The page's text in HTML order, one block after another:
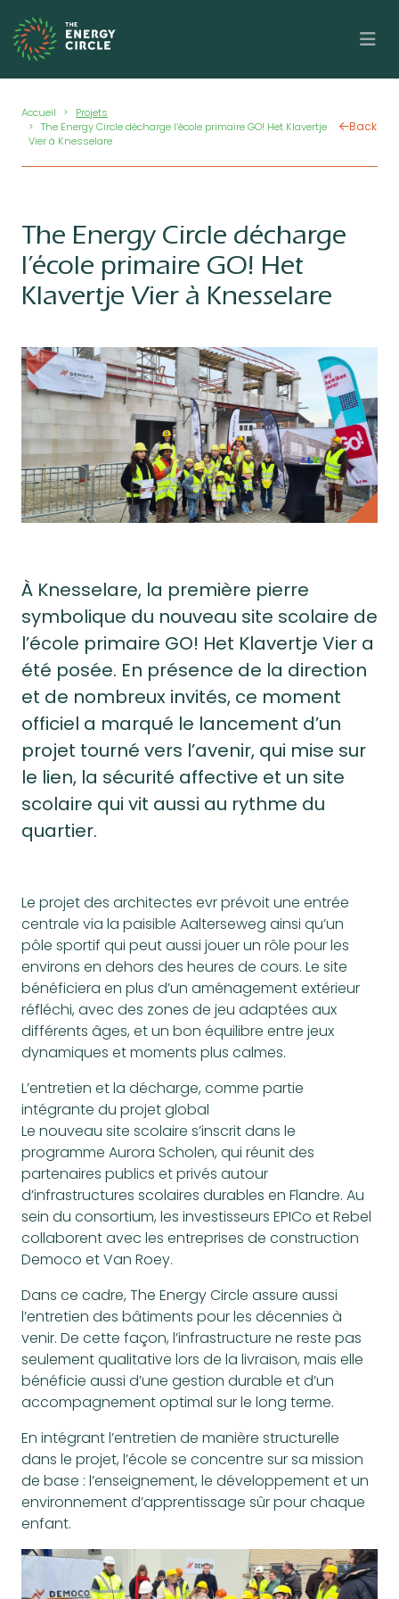
Breadcrumb
Accueil
Projets
The Energy Circle décharge l’école primaire GO! Het Klavertje
Vier à Knesselare
Back
The Energy Circle décharge
l’école primaire GO! Het
Klavertje Vier à Knesselare
À Knesselare, la première pierre
symbolique du nouveau site scolaire de
l’école primaire GO! Het Klavertje Vier a
été posée. En présence de la direction
et de nombreux invités, ce moment
officiel a marqué le lancement d’un
projet tourné vers l’avenir, qui mise sur
le lien, la sécurité affective et un site
scolaire qui vit aussi au rythme du
quartier.
Le projet des architectes evr prévoit une entrée
centrale via la paisible Aalterseweg ainsi qu’un
pôle sportif qui peut aussi jouer un rôle pour les
environs en dehors des heures de cours. Le site
bénéficiera en plus d’un aménagement extérieur
réfléchi, avec des zones de jeu adaptées aux
différents âges, et un bon équilibre entre jeux
dynamiques et moments plus calmes.
L’entretien et la décharge, comme partie
intégrante du projet global
Le nouveau site scolaire s’inscrit dans le
programme Aurora Scholen, qui réunit des
partenaires publics et privés autour
d’infrastructures scolaires durables en Flandre. Au
sein du consortium, les investisseurs EPICo et Rebel
collaborent avec les entreprises de construction
Democo et Van Roey.
Dans ce cadre, The Energy Circle assure aussi
l’entretien des bâtiments pour les décennies à
venir. De cette façon, l’infrastructure ne reste pas
seulement qualitative lors de la livraison, mais elle
bénéficie aussi d’une gestion durable et d’un
accompagnement optimal sur le long terme.
En intégrant l’entretien de manière structurelle
dans le projet, l’école se concentre sur sa mission
de base : l’enseignement, le développement et un
environnement d’apprentissage sûr pour chaque
enfant.